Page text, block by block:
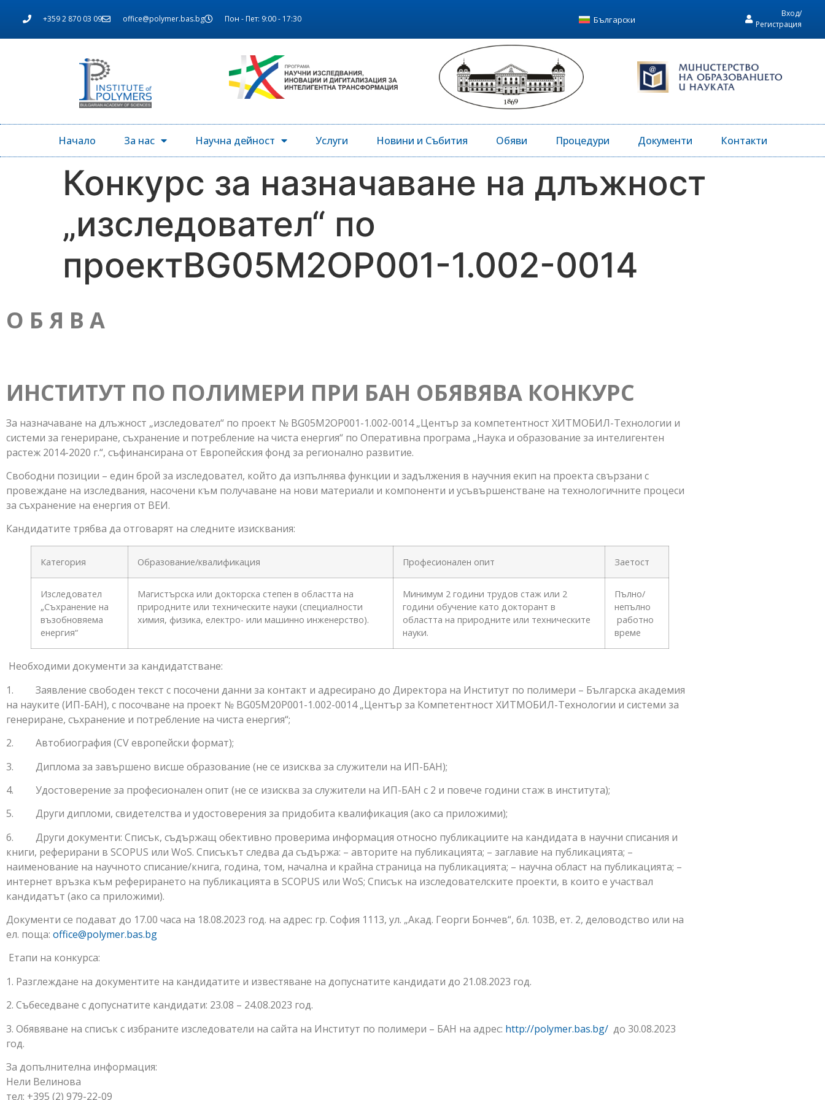
+359 2 870 03 09 office@polymer.bas.bg Пон - Пет: 9:00 - 17:30 Български
Вход/
Регистрация
Начало За нас Научна дейност Услуги Новини и Събития Обяви Процедури Документи Контакти
Конкурс за назначаване на длъжност
„изследовател“ по
проектBG05M2OP001-1.002-0014
О Б Я В А
ИНСТИТУТ ПО ПОЛИМЕРИ ПРИ БАН ОБЯВЯВА КОНКУРС
За назначаване на длъжност „изследовател“ по проект № BG05M2OP001-1.002-0014 „Център за компетентност ХИТМОБИЛ-Технологии и
системи за генериране, съхранение и потребление на чиста енергия“ по Оперативна програма „Наука и образование за интелигентен
растеж 2014-2020 г.“, съфинансирана от Европейския фонд за регионално развитие.
Свободни позиции – един брой за изследовател, който да изпълнява функции и задължения в научния екип на проекта свързани с
провеждане на изследвания, насочени към получаване на нови материали и компоненти и усъвършенстване на технологичните процеси
за съхранение на енергия от ВЕИ.
Кандидатите трябва да отговарят на следните изисквания:
Категория Образование/квалификация Професионален опит Заетост
Изследовател
„Съхранение на
възобновяема
енергия“
Магистърска или докторска степен в областта на
природните или техническите науки (специалности
химия, физика, електро- или машинно инженерство).
Минимум 2 години трудов стаж или 2
години обучение като докторант в
областта на природните или техническите
науки.
Пълно/
непълно
работно
време
Необходими документи за кандидатстване:
1. Заявление свободен текст с посочени данни за контакт и адресирано до Директора на Институт по полимери – Българска академия
на науките (ИП-БАН), с посочване на проект № BG05M20P001-1.002-0014 „Център за Компетентност ХИТМОБИЛ-Технологии и системи за
генериране, съхранение и потребление на чиста енергия“;
2. Автобиография (CV европейски формат);
3. Диплома за завършено висше образование (не се изисква за служители на ИП-БАН);
4. Удостоверение за професионален опит (не се изисква за служители на ИП-БАН с 2 и повече години стаж в института);
5. Други дипломи, свидетелства и удостоверения за придобита квалификация (ако са приложими);
6. Други документи: Списък, съдържащ обективно проверима информация относно публикациите на кандидата в научни списания и
книги, реферирани в SCOPUS или WoS. Списъкът следва да съдържа: – авторите на публикацията; – заглавие на публикацията; –
наименование на научното списание/книга, година, том, начална и крайна страница на публикацията; – научна област на публикацията; –
интернет връзка към реферирането на публикацията в SCOPUS или WoS; Списък на изследователските проекти, в които е участвал
кандидатът (ако са приложими).
Документи се подават до 17.00 часа на 18.08.2023 год. на адрес: гр. София 1113, ул. „Акад. Георги Бончев“, бл. 103В, ет. 2, деловодство или на
ел. поща: office@polymer.bas.bg
Етапи на конкурса:
1. Разглеждане на документите на кандидатите и известяване на допуснатите кандидати до 21.08.2023 год.
2. Събеседване с допуснатите кандидати: 23.08 – 24.08.2023 год.
3. Обявяване на списък с избраните изследователи на сайта на Институт по полимери – БАН на адрес: http://polymer.bas.bg/ до 30.08.2023
год.
За допълнителна информация:
Нели Велинова
тел: +395 (2) 979-22-09